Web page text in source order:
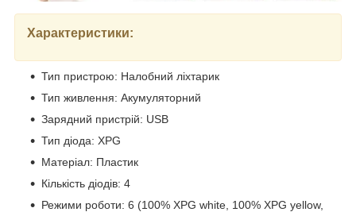
Характеристики:
Тип пристрою: Налобний ліхтарик
Тип живлення: Акумуляторний
Зарядний пристрій: USB
Тип діода: XPG
Матеріал: Пластик
Кількість діодів: 4
Режими роботи: 6 (100% XPG white, 100% XPG yellow,